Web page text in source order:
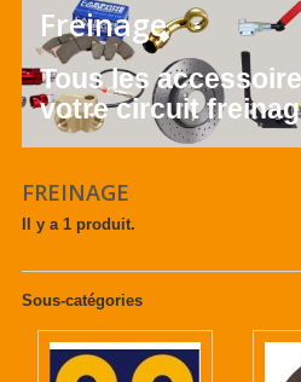
Freinage
Tous les
votre circuit
FREINAGE
Il y a 1 produit.
Sous-catégories